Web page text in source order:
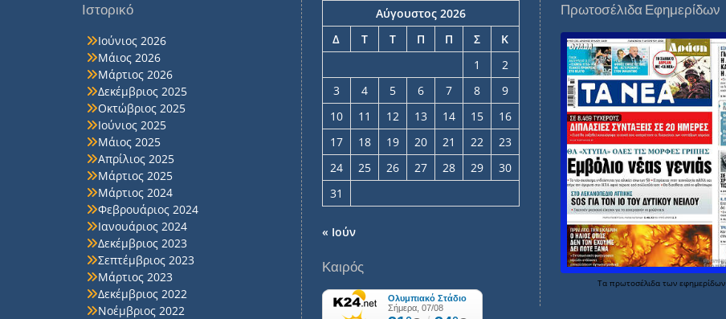
Ιστορικό
Ιούνιος 2026
Μάιος 2026
Μάρτιος 2026
Δεκέμβριος 2025
Οκτώβριος 2025
Ιούνιος 2025
Μάιος 2025
Απρίλιος 2025
Μάρτιος 2025
Μάρτιος 2024
Φεβρουάριος 2024
Ιανουάριος 2024
Δεκέμβριος 2023
Σεπτέμβριος 2023
Μάρτιος 2023
Δεκέμβριος 2022
Νοέμβριος 2022
Αύγουστος 2026
Δ
Τ Τ Π Π Σ
Κ
1
2
3
4 5 6 7 8
9
10
11 12 13 14 15
16
17
18 19 20 21 22
23
24
25 26 27 28 29
30
31
« Ιούν
Καιρός
Πρωτοσέλιδα Εφημερίδων
Τα πρωτοσέλιδα των εφημερίδων